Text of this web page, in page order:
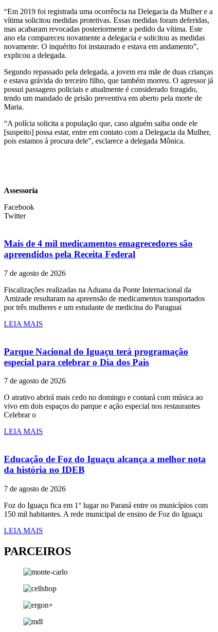
“Em 2019 foi registrada uma ocorrência na Delegacia da Mulher e a
vítima solicitou medidas protetivas. Essas medidas foram deferidas,
mas acabaram revocadas posteriormente a pedido da vítima. Este
ano ela compareceu novamente a delegacia e solicitou as medidas
novamente. O inquérito foi instaurado e estava em andamento”,
explicou a delegada.
Segundo repassado pela delegada, a jovem era mãe de duas crianças
e estava grávida do terceiro filho, que também morreu. O agressor já
possui passagens policiais e atualmente é considerado foragido,
tendo um mandado de prisão preventiva em aberto pela morte de
Maria.
“A polícia solicita a população que, caso alguém saiba onde ele
[suspeito] possa estar, entre em contato com a Delegacia da Mulher,
pois estamos à procura dele”, esclarece a delegada Mônica.
Assessoria
Facebook
Twitter
Mais de 4 mil medicamentos emagrecedores são
apreendidos pela Receita Federal
7 de agosto de 2026
Fiscalizações realizadas na Aduana da Ponte Internacional da
Amizade resultaram na apreensão de medicamentos transportados
por três mulheres e um estudante de medicina do Paraguai
LEIA MAIS
Parque Nacional do Iguaçu terá programação
especial para celebrar o Dia dos Pais
7 de agosto de 2026
O atrativo abrirá mais cedo no domingo e contará com música ao
vivo em dois espaços do parque e ação especial nos restaurantes
Celebrar o
LEIA MAIS
Educação de Foz do Iguaçu alcança a melhor nota
da história no IDEB
7 de agosto de 2026
Foz do Iguaçu fica em 1° lugar no Paraná entre os municípios com
150 mil habitantes. A rede municipal de ensino de Foz do Iguaçu
LEIA MAIS
PARCEIROS